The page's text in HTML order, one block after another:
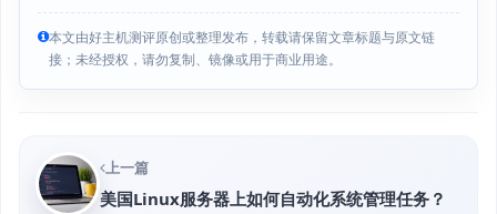
本文由好主机测评原创或整理发布，转载请保留文章标题与原文链
接；未经授权，请勿复制、镜像或用于商业用途。
上一篇
美国Linux服务器上如何自动化系统管理任务？